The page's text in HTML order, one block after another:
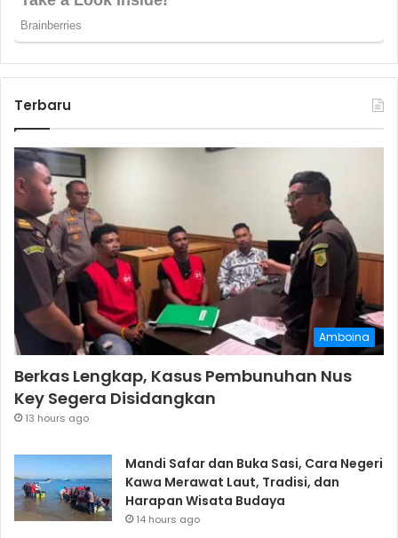
Terbaru
Amboina
Berkas Lengkap, Kasus Pembunuhan Nus
Key Segera Disidangkan
13 hours ago
Mandi Safar dan Buka Sasi, Cara Negeri
Kawa Merawat Laut, Tradisi, dan
Harapan Wisata Budaya
14 hours ago